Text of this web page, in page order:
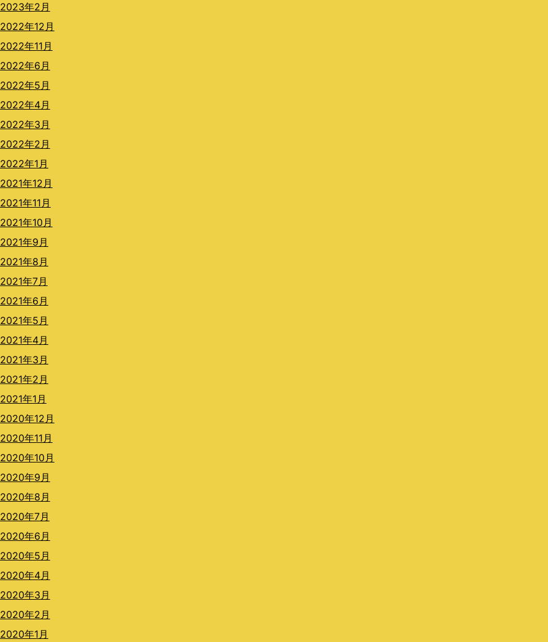
2023年2月
2022年12月
2022年11月
2022年6月
2022年5月
2022年4月
2022年3月
2022年2月
2022年1月
2021年12月
2021年11月
2021年10月
2021年9月
2021年8月
2021年7月
2021年6月
2021年5月
2021年4月
2021年3月
2021年2月
2021年1月
2020年12月
2020年11月
2020年10月
2020年9月
2020年8月
2020年7月
2020年6月
2020年5月
2020年4月
2020年3月
2020年2月
2020年1月